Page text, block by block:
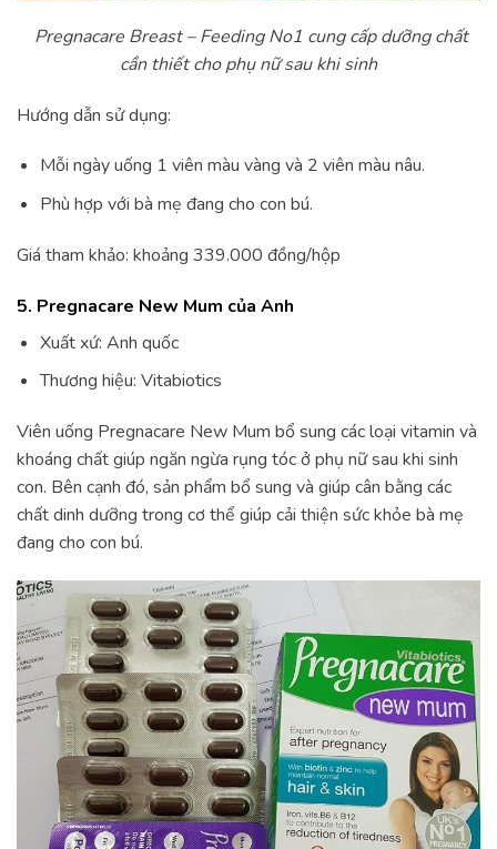
Pregnacare Breast – Feeding No1 cung cấp dưỡng chất
cần thiết cho phụ nữ sau khi sinh
Hướng dẫn sử dụng:
Mỗi ngày uống 1 viên màu vàng và 2 viên màu nâu.
Phù hợp với bà mẹ đang cho con bú.
Giá tham khảo: khoảng 339.000 đồng/hộp
5. Pregnacare New Mum của Anh
Xuất xứ: Anh quốc
Thương hiệu: Vitabiotics
Viên uống Pregnacare New Mum bổ sung các loại vitamin và
khoáng chất giúp ngăn ngừa rụng tóc ở phụ nữ sau khi sinh
con. Bên cạnh đó, sản phẩm bổ sung và giúp cân bằng các
chất dinh dưỡng trong cơ thể giúp cải thiện sức khỏe bà mẹ
đang cho con bú.